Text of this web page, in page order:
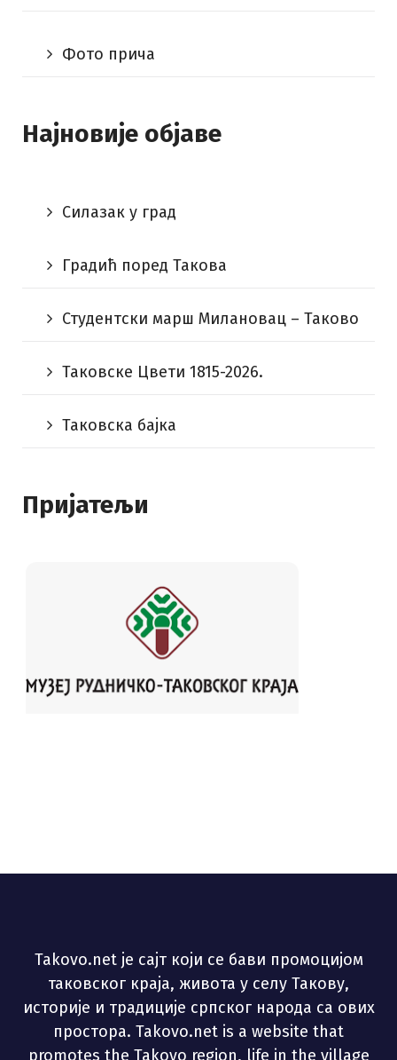
Фото прича
Најновије објаве
Силазак у град
Градић поред Такова
Студентски марш Милановац – Таково
Таковске Цвети 1815-2026.
Таковска бајка
Пријатељи
Takovo.net је сајт који се бави промоцијом
таковског краја, живота у селу Такову,
историје и традиције српског народа са ових
простора. Takovo.net is a website that
promotes the Takovo region, life in the village